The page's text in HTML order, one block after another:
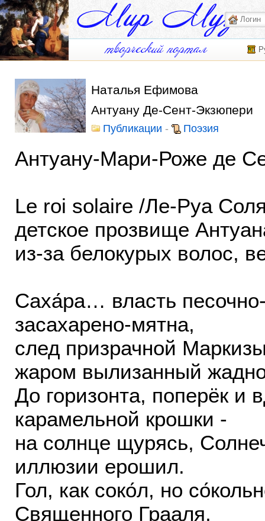
Наталья Ефимова
Антуану Де-Сент-Экзюпери
Публикации - Поэзия
Антуану-Мари-Роже де
Le roi solaire /Ле-Руа
детское прозвище
из-за белокурых волос,
Саха́ра… власть
засахарено-мятна,
след призрачной
жаром вылизанный
До горизонта, поперёк и
карамельной крошки -
на солнце щурясь,
иллюзии ерошил.
Гол, как соко́л, но
Священного Грааля,